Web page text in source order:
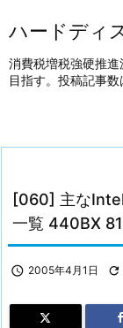
ハードディ
消費税増税強硬推
目指す。投稿記事数
[060] 主な
一覧 440BX
 2005年4月1日 